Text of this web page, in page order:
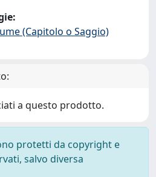
(Capitolo o Saggio)
a questo prodotto.
protetti da copyright e
salvo diversa